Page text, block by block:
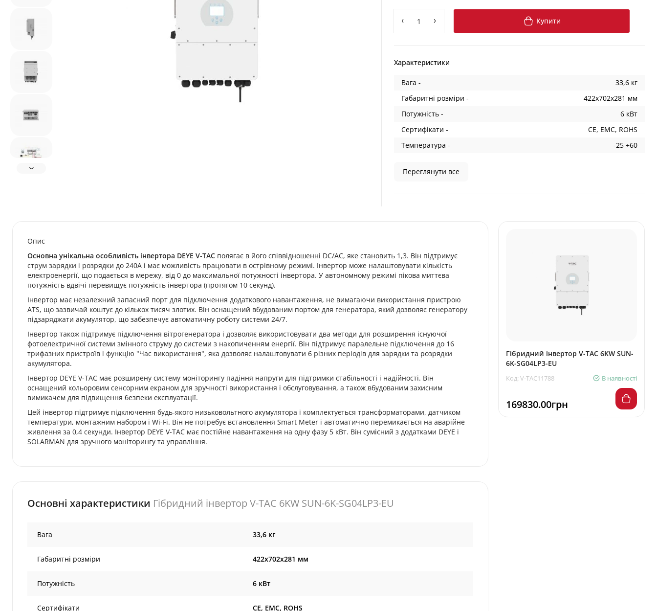
Купити
Характеристики
Вага -
33,6 кг
Габаритні розміри -
422x702x281 мм
Потужність -
6 кВт
Сертифікати -
CE, EMC, ROHS
Температура -
-25 +60
Переглянути все
Опис
Основна унікальна особливість інвертора DEYE V-TAC полягає в його співвідношенні DC/AC, яке становить 1,3. Він підтримує
струм зарядки і розрядки до 240А і має можливість працювати в острівному режимі. Інвертор може налаштовувати кількість
електроенергії, що подається в мережу, від 0 до максимальної потужності інвертора. У автономному режимі пікова миттєва
потужність вдвічі перевищує потужність інвертора (протягом 10 секунд).
Інвертор має незалежний запасний порт для підключення додаткового навантаження, не вимагаючи використання пристрою
ATS, що зазвичай коштує до кількох тисяч злотих. Він оснащений вбудованим портом для генератора, який дозволяє генератору
підзаряджати акумулятор, що забезпечує автоматичну роботу системи 24/7.
Інвертор також підтримує підключення вітрогенератора і дозволяє використовувати два методи для розширення існуючої
фотоелектричної системи змінного струму до системи з накопиченням енергії. Він підтримує паралельне підключення до 16
трифазних пристроїв і функцію "Час використання", яка дозволяє налаштовувати 6 різних періодів для зарядки та розрядки
акумулятора.
Інвертор DEYE V-TAC має розширену систему моніторингу падіння напруги для підтримки стабільності і надійності. Він
оснащений кольоровим сенсорним екраном для зручності використання і обслуговування, а також вбудованим захисним
вимикачем для підвищення безпеки експлуатації.
Цей інвертор підтримує підключення будь-якого низьковольтного акумулятора і комплектується трансформаторами, датчиком
температури, монтажним набором і Wi-Fi. Він не потребує встановлення Smart Meter і автоматично перемикається на аварійне
живлення за 0,4 секунди. Інвертор DEYE V-TAC має постійне навантаження на одну фазу 5 кВт. Він сумісний з додатками DEYE і
SOLARMAN для зручного моніторингу та управління.
Основні характеристики Гібридний інвертор V-TAC 6KW SUN-6K-SG04LP3-EU
Вага 33,6 кг
Габаритні розміри 422x702x281 мм
Потужність 6 кВт
Сертифікати CE, EMC, ROHS
Гібридний інвертор V-TAC 6KW SUN-
6K-SG04LP3-EU
Код: V-TAC11788 В наявності
169830.00грн